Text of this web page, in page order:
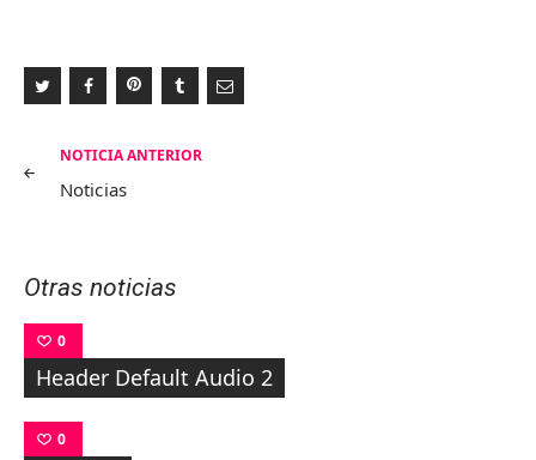
Navegación
NOTICIA ANTERIOR
Noticias
Otras noticias
0
Header Default Audio 2
0